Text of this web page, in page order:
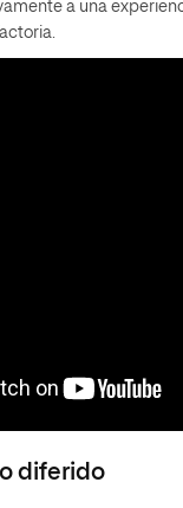
a una
diferido